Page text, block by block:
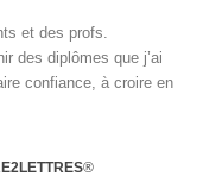
et des profs.
des diplômes que j’ai
confiance, à croire en
®